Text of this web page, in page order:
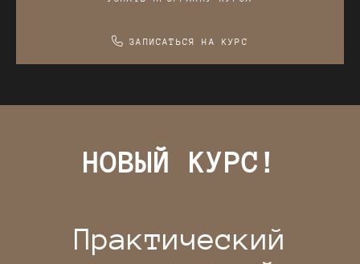
ЗАПИСАТЬСЯ НА КУРС
НОВЫЙ КУРС!
Практический